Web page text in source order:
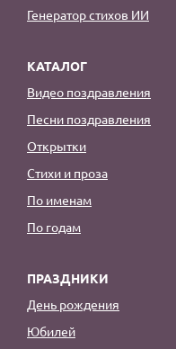
Генератор стихов ИИ
КАТАЛОГ
Видео поздравления
Песни поздравления
Открытки
Стихи и проза
По именам
По годам
ПРАЗДНИКИ
День рождения
Юбилей